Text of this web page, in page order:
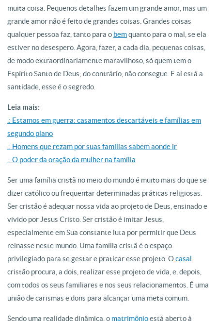
muita coisa. Pequenos detalhes fazem um grande amor, mas um
grande amor não é feito de grandes coisas. Grandes coisas
qualquer pessoa faz, tanto para o bemquanto para o mal, se ela
estiver no desespero. Agora, fazer, a cada dia, pequenas coisas,
de modo extraordinariamente maravilhoso, só quem tem o
Espírito Santo de Deus; do contrário, não consegue. E aí está a
santidade, esse é o segredo.
Leia mais:
.: Estamos em guerra: casamentos descartáveis e famílias em
segundo plano
.: Homens que rezam por suas famílias sabem aonde ir
.: O poder da oração da mulher na família
Ser uma família cristã no meio do mundo é muito mais do que se
dizer católico ou frequentar determinadas práticas religiosas.
Ser cristão é adequar nossa vida ao projeto de Deus, ensinado e
vivido por Jesus Cristo. Ser cristão é imitar Jesus,
especialmente em Sua constante luta por permitir que Deus
reinasse neste mundo. Uma família cristã é o espaço
privilegiado para se gestar e praticar esse projeto. Ocasal
cristão procura, a dois, realizar esse projeto de vida, e, depois,
com todos os seus familiares e nos seus relacionamentos. É uma
união de carismas e dons para alcançar uma meta comum.
Sendo uma realidade dinâmica, o matrimônioestá aberto à